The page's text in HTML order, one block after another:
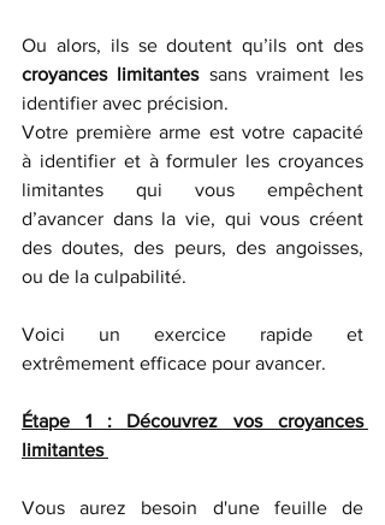
croyances limitantes sans vraiment les
identifier avec précision.
Votre première arme est votre capacité
à identifier et à formuler les croyances
limitantes qui vous empêchent
d’avancer dans la vie, qui vous créent
des doutes, des peurs, des angoisses,
ou de la culpabilité.
Voici un exercice rapide et
extrêmement efficace pour avancer.
Étape 1 : Découvrez vos croyances
limitantes
Vous aurez besoin d'une feuille de